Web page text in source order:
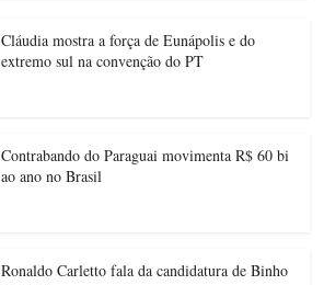
Cláudia mostra a força de Eunápolis e do
extremo sul na convenção do PT
Contrabando do Paraguai movimenta R$ 60 bi
ao ano no Brasil
Ronaldo Carletto fala da candidatura de Binho